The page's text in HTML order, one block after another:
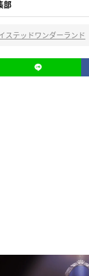
部
ステッドワンダーランド